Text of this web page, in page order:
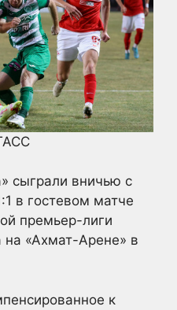
сыграли вничью с
в гостевом матче
премьер-лиги
«Ахмат-Арене» в
к